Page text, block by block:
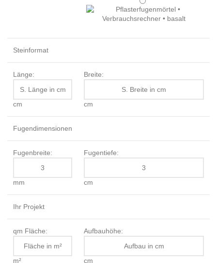
Steinformat
Länge:
cm
Breite:
cm
Fugendimensionen
Fugenbreite:
mm
Fugentiefe:
cm
Ihr Projekt
qm Fläche:
m²
Aufbauhöhe:
cm